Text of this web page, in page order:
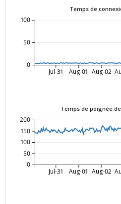
Temps de
Jul-31 Aug-01 Aug-02
0
50
100
Temps de poignée
Jul-31 Aug-01 Aug-02
0
50
100
150
200